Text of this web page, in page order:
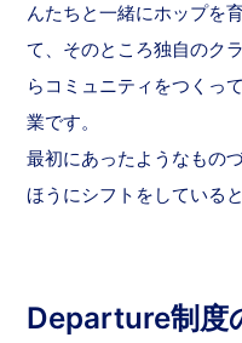
んたちと一緒にホップを
て、そのところ独自のク
らコミュニティをつくっ
業です。
最初にあったようなもの
ほうにシフトをしている
Departure制度